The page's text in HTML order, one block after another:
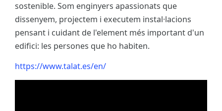
sostenible. Som enginyers apassionats que
dissenyem, projectem i executem instal·lacions
pensant i cuidant de l'element més important d'un
edifici: les persones que ho habiten.
https://www.talat.es/en/